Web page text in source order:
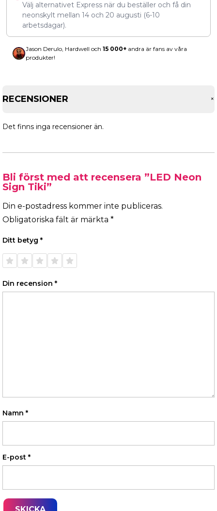
Välj alternativet Express när du beställer och få din
neonskylt mellan 14 och 20 augusti (6-10
arbetsdagar).
Jason Derulo, Hardwell och 15 000+ andra är fans av våra
produkter!
RECENSIONER +
Det finns inga recensioner än.
Bli först med att recensera ”LED Neon
Sign Tiki”
Din e-postadress kommer inte publiceras.
Obligatoriska fält är märkta *
Ditt betyg *
1 av 5
stjärnor
2 av 5
stjärnor
3 av 5
stjärnor
4 av 5
stjärnor
5 av 5
stjärnor
Din recension *
Namn *
E-post *